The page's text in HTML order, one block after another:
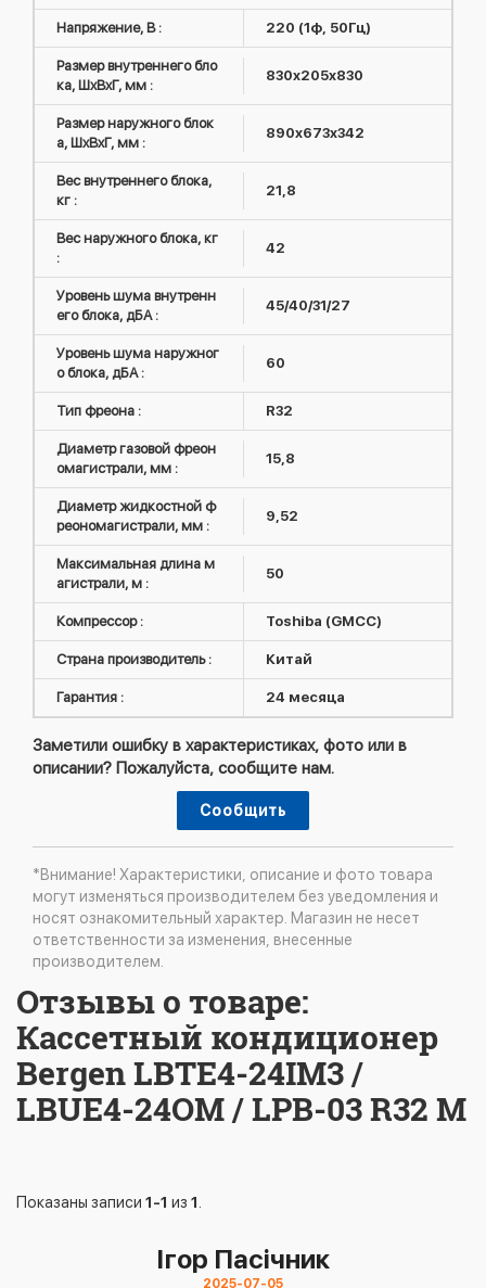
Напряжение, В : 220 (1ф, 50Гц)
Размер внутреннего бло
ка, ШxВxГ, мм :
830x205x830
Размер наружного блок
а, ШxВxГ, мм :
890x673x342
Вес внутреннего блока,
кг :
21,8
Вес наружного блока, кг
:
42
Уровень шума внутренн
его блока, дБА :
45/40/31/27
Уровень шума наружног
о блока, дБА :
60
Тип фреона : R32
Диаметр газовой фреон
омагистрали, мм :
15,8
Диаметр жидкостной ф
реономагистрали, мм :
9,52
Максимальная длина м
агистрали, м :
50
Компрессор : Toshiba (GMCC)
Страна производитель : Китай
Гарантия : 24 месяца
Заметили ошибку в характеристиках, фото или в
описании? Пожалуйста, сообщите нам.
Сообщить
*Внимание! Характеристики, описание и фото товара
могут изменяться производителем без уведомления и
носят ознакомительный характер. Магазин не несет
ответственности за изменения, внесенные
производителем.
Отзывы о товаре:
Кассетный кондиционер
Bergen LBTE4-24IM3 /
LBUE4-24OM / LPB-03 R32 M
Показаны записи 1-1 из 1.
Ігор Пасічник
2025-07-05